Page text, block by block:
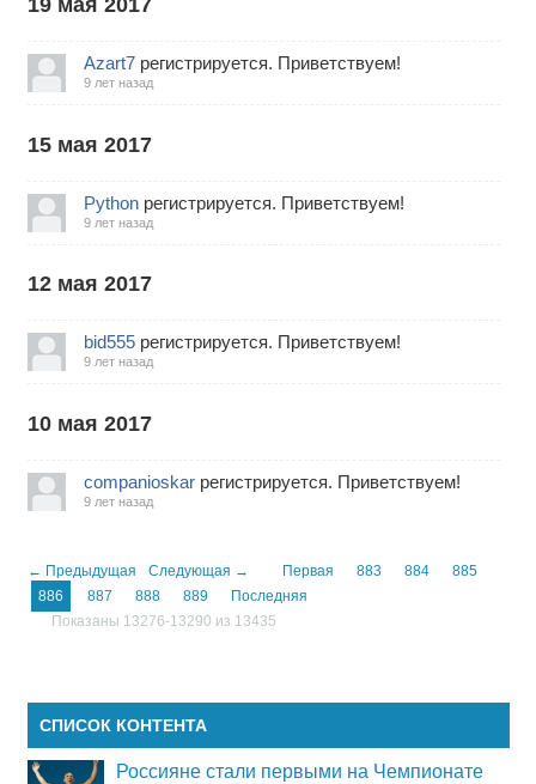
19 мая 2017
Azart7регистрируется. Приветствуем!
9 лет назад
15 мая 2017
Pythonрегистрируется. Приветствуем!
9 лет назад
12 мая 2017
bid555регистрируется. Приветствуем!
9 лет назад
10 мая 2017
companioskarрегистрируется. Приветствуем!
9 лет назад
← Предыдущая Следующая → Первая 883 884
885
886
887 888 889
Последняя
Показаны 13276-13290 из 13435
СПИСОК КОНТЕНТА
Россияне стали первыми на Чемпионате